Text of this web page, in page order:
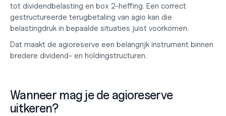
tot dividendbelasting en box 2-heffing. Een correct
gestructureerde terugbetaling van agio kan die
belastingdruk in bepaalde situaties juist voorkomen.
Dat maakt de agioreserve een belangrijk instrument binnen
bredere dividend- en holdingstructuren.
Wanneer mag je de agioreserve
uitkeren?